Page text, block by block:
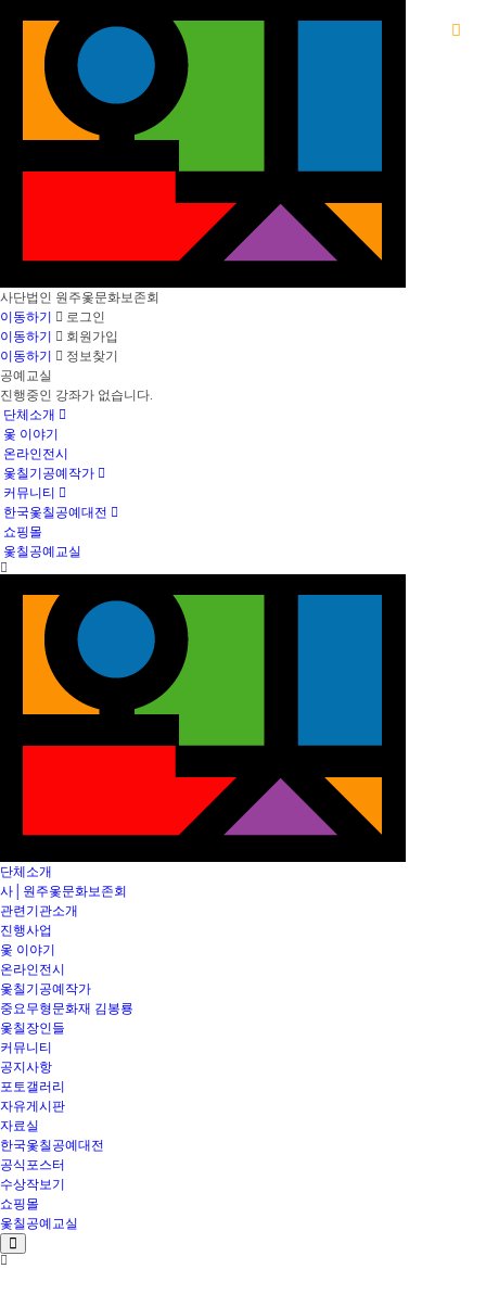
사단법인 원주옻문화보존회
이동하기
로그인
이동하기
회원가입
이동하기
정보찾기
공예교실
진행중인 강좌가 없습니다.
단체소개
옻 이야기
온라인전시
옻칠기공예작가
커뮤니티
한국옻칠공예대전
쇼핑몰
옻칠공예교실
단체소개
사│원주옻문화보존회
관련기관소개
진행사업
옻 이야기
온라인전시
옻칠기공예작가
중요무형문화재 김봉룡
옻칠장인들
커뮤니티
공지사항
포토갤러리
자유게시판
자료실
한국옻칠공예대전
공식포스터
수상작보기
쇼핑몰
옻칠공예교실